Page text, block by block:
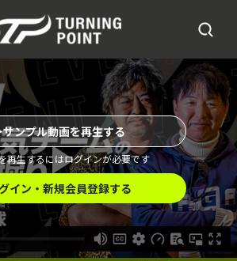
再生するにはログインが必要です
サンプル動画を再生する
イン・新規会員登録する